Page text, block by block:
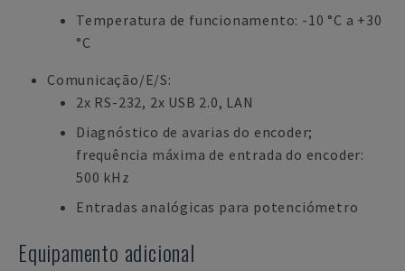
Temperatura de funcionamento: -10 °C a +30
°C
Comunicação/E/S:
2x RS-232, 2x USB 2.0, LAN
Diagnóstico de avarias do encoder;
frequência máxima de entrada do encoder:
500 kHz
Entradas analógicas para potenciómetro
Equipamento adicional